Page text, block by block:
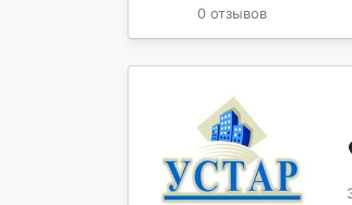
0 отзывов